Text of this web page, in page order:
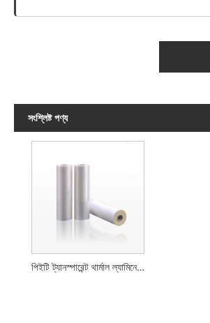
সংশ্লিষ্ট পণ্য
পিইটি ট্যানস্পারেন্ট থার্মাল ল্যামিনেশন ফিল্ম